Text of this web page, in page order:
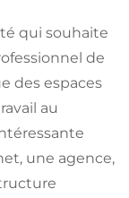
qui souhaite
de
des espaces
au
une agence,